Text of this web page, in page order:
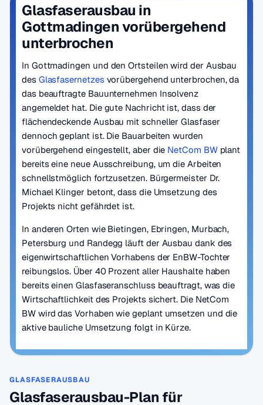
Glasfaserausbau in
Gottmadingen vorübergehend
unterbrochen
In Gottmadingen und den Ortsteilen wird der Ausbau
des Glasfasernetzesvorübergehend unterbrochen, da
das beauftragte Bauunternehmen Insolvenz
angemeldet hat. Die gute Nachricht ist, dass der
flächendeckende Ausbau mit schneller Glasfaser
dennoch geplant ist. Die Bauarbeiten wurden
vorübergehend eingestellt, aber die NetCom BWplant
bereits eine neue Ausschreibung, um die Arbeiten
schnellstmöglich fortzusetzen. Bürgermeister Dr.
Michael Klinger betont, dass die Umsetzung des
Projekts nicht gefährdet ist.
In anderen Orten wie Bietingen, Ebringen, Murbach,
Petersburg und Randegg läuft der Ausbau dank des
eigenwirtschaftlichen Vorhabens der EnBW-Tochter
reibungslos. Über 40 Prozent aller Haushalte haben
bereits einen Glasfaseranschluss beauftragt, was die
Wirtschaftlichkeit des Projekts sichert. Die NetCom
BW wird das Vorhaben wie geplant umsetzen und die
aktive bauliche Umsetzung folgt in Kürze.
GLASFASERAUSBAU
Glasfaserausbau-Plan für